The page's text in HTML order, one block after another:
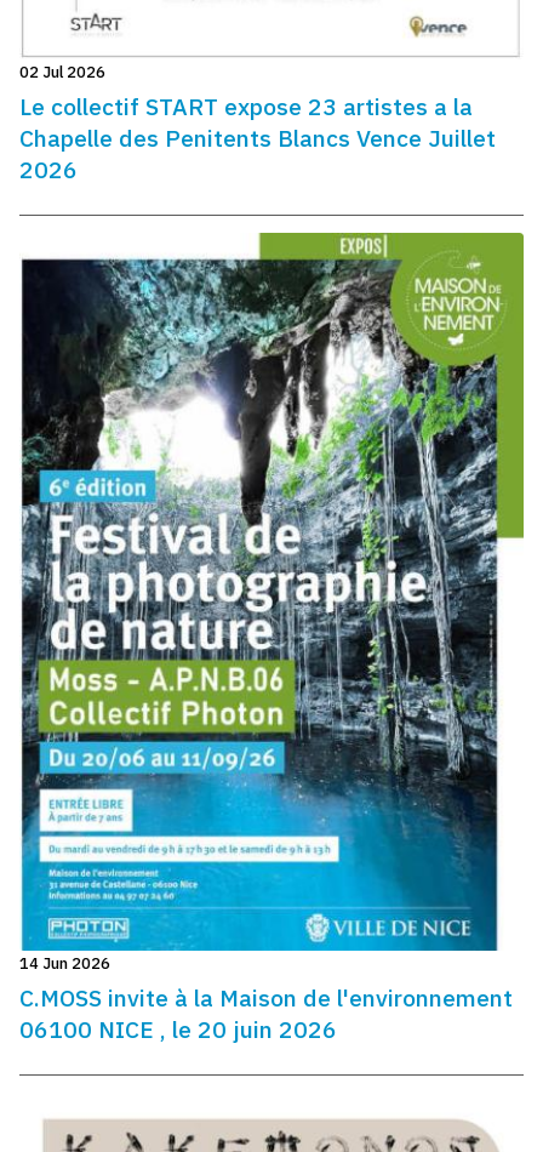
02 Jul 2026
Le collectif START expose 23 artistes a la
Chapelle des Penitents Blancs Vence Juillet
2026
14 Jun 2026
C.MOSS invite à la Maison de l'environnement
06100 NICE , le 20 juin 2026